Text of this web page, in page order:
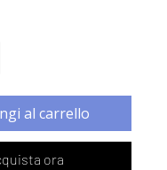
al carrello
ora